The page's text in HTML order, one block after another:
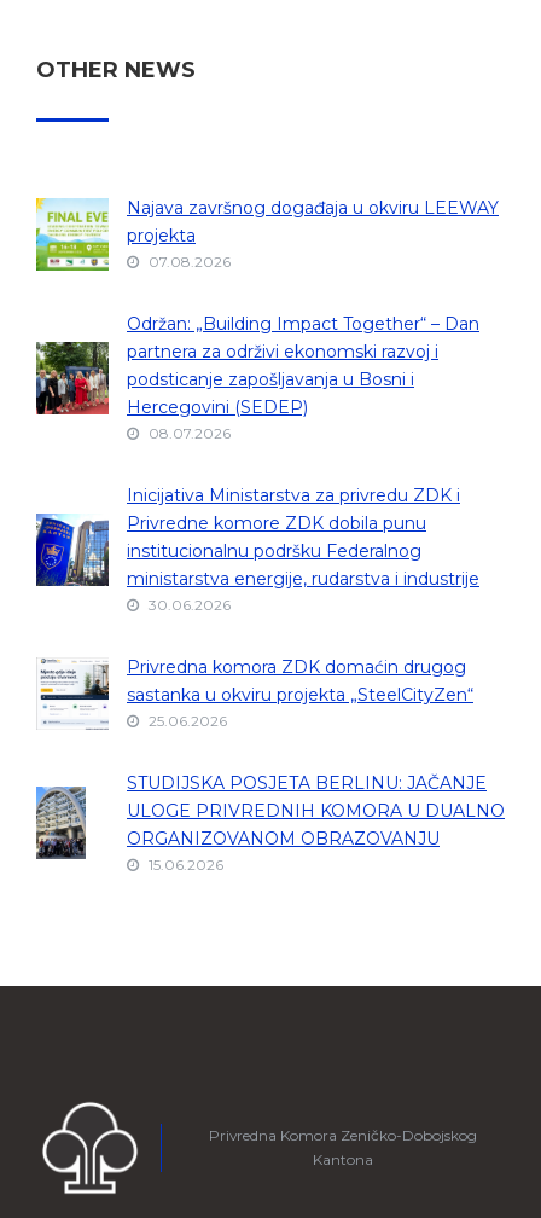
OTHER NEWS
Najava završnog događaja u okviru LEEWAY
projekta
07.08.2026
Održan: „Building Impact Together“ – Dan
partnera za održivi ekonomski razvoj i
podsticanje zapošljavanja u Bosni i
Hercegovini (SEDEP)
08.07.2026
Inicijativa Ministarstva za privredu ZDK i
Privredne komore ZDK dobila punu
institucionalnu podršku Federalnog
ministarstva energije, rudarstva i industrije
30.06.2026
Privredna komora ZDK domaćin drugog
sastanka u okviru projekta „SteelCityZen“
25.06.2026
STUDIJSKA POSJETA BERLINU: JAČANJE
ULOGE PRIVREDNIH KOMORA U DUALNO
ORGANIZOVANOM OBRAZOVANJU
15.06.2026
Privredna Komora Zeničko-Dobojskog
Kantona